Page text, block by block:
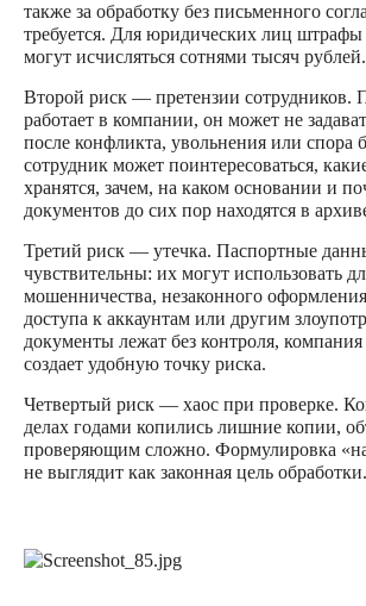
также за обработку без письменного
требуется. Для юридических лиц штрафы
могут исчисляться сотнями тысяч рублей.
Второй риск — претензии сотрудников.
работает в компании, он может не
после конфликта, увольнения или спора
сотрудник может поинтересоваться,
хранятся, зачем, на каком основании и
документов до сих пор находятся в
Третий риск — утечка. Паспортные
чувствительны: их могут использовать
мошенничества, незаконного
доступа к аккаунтам или другим
документы лежат без контроля,
создает удобную точку риска.
Четвертый риск — хаос при проверке.
делах годами копились лишние копии,
проверяющим сложно. Формулировка
не выглядит как законная цель обработки.